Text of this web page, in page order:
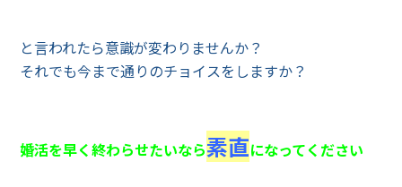
と言われたら意識が変わりませんか？
それでも今まで通りのチョイスをしますか？
婚活を早く終わらせたいなら素直になってください